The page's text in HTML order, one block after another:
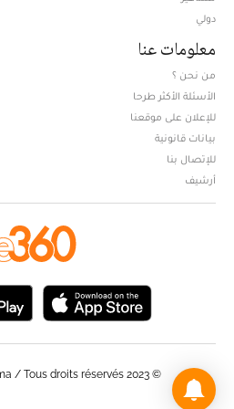
دولي
معلومات عنا
من نحن ؟
الأسئلة الأكثر طرحا
للإعلان على موقعنا
بيانات قانونية
للإتصال بنا
أرشيف
© Web News / le360.ma / Tous droits réservés 2023